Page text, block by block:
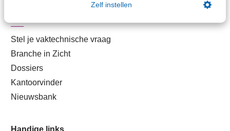
Zelf instellen
Stel je vaktechnische vraag
Branche in Zicht
Dossiers
Kantoorvinder
Nieuwsbank
Handige links